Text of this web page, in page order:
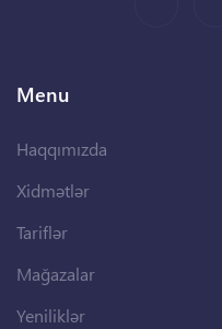
Menu
Haqqımızda
Xidmətlər
Tariflər
Mağazalar
Yeniliklər